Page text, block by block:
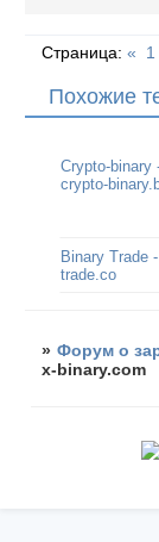
Страница:« 1
Похожие
Crypto-binary
crypto-
Binary Trade
trade.co
» Форум о
x-binary.com